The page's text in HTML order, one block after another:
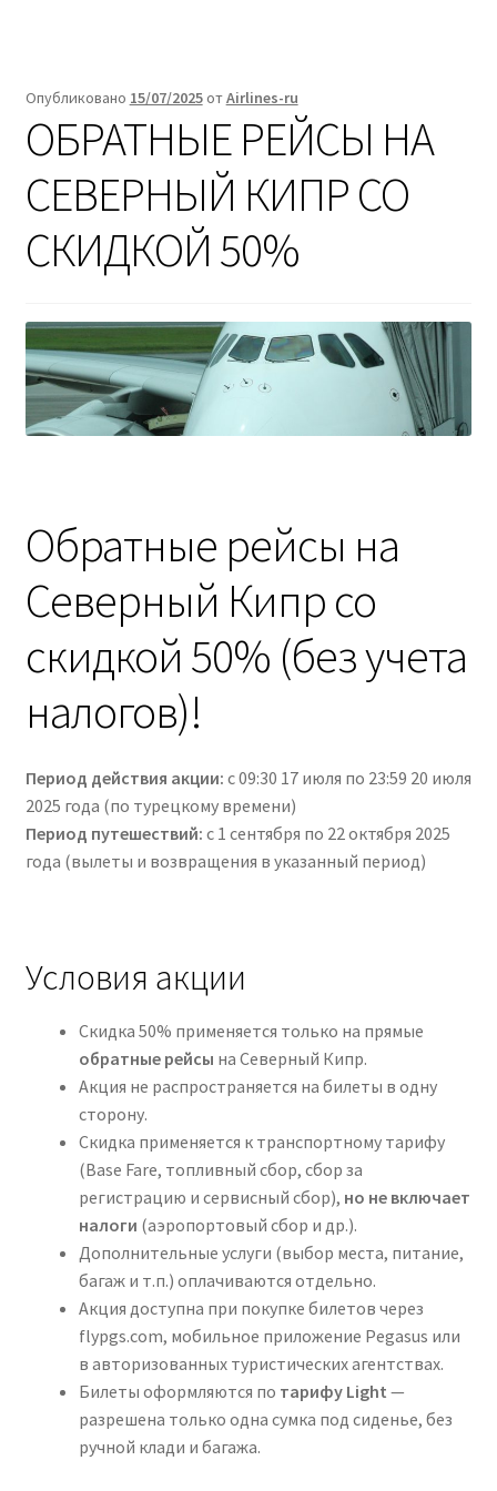
Опубликовано 15/07/2025отAirlines-ru
ОБРАТНЫЕ РЕЙСЫ НА
СЕВЕРНЫЙ КИПР СО
СКИДКОЙ 50%
Обратные рейсы на
Северный Кипр со
скидкой 50% (без учета
налогов)!
Период действия акции: с 09:30 17 июля по 23:59 20 июля
2025 года (по турецкому времени)
Период путешествий: с 1 сентября по 22 октября 2025
года (вылеты и возвращения в указанный период)
Условия акции
Скидка 50% применяется только на прямые
обратные рейсы на Северный Кипр.
Акция не распространяется на билеты в одну
сторону.
Скидка применяется к транспортному тарифу
(Base Fare, топливный сбор, сбор за
регистрацию и сервисный сбор), но не включает
налоги (аэропортовый сбор и др.).
Дополнительные услуги (выбор места, питание,
багаж и т.п.) оплачиваются отдельно.
Акция доступна при покупке билетов через
flypgs.com, мобильное приложение Pegasus или
в авторизованных туристических агентствах.
Билеты оформляются по тарифу Light —
разрешена только одна сумка под сиденье, без
ручной клади и багажа.